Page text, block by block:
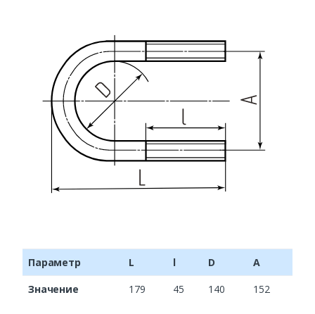
Параметр L l D
A
Значение
179 45 140 152